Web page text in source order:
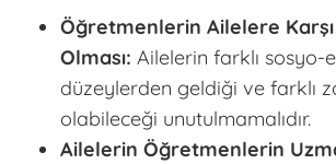
Öğretmenlerin Ailelere Karşı
Olması: Ailelerin farklı sosyo-
düzeylerden geldiği ve farklı
olabileceği unutulmamalıdır.
Ailelerin Öğretmenlerin